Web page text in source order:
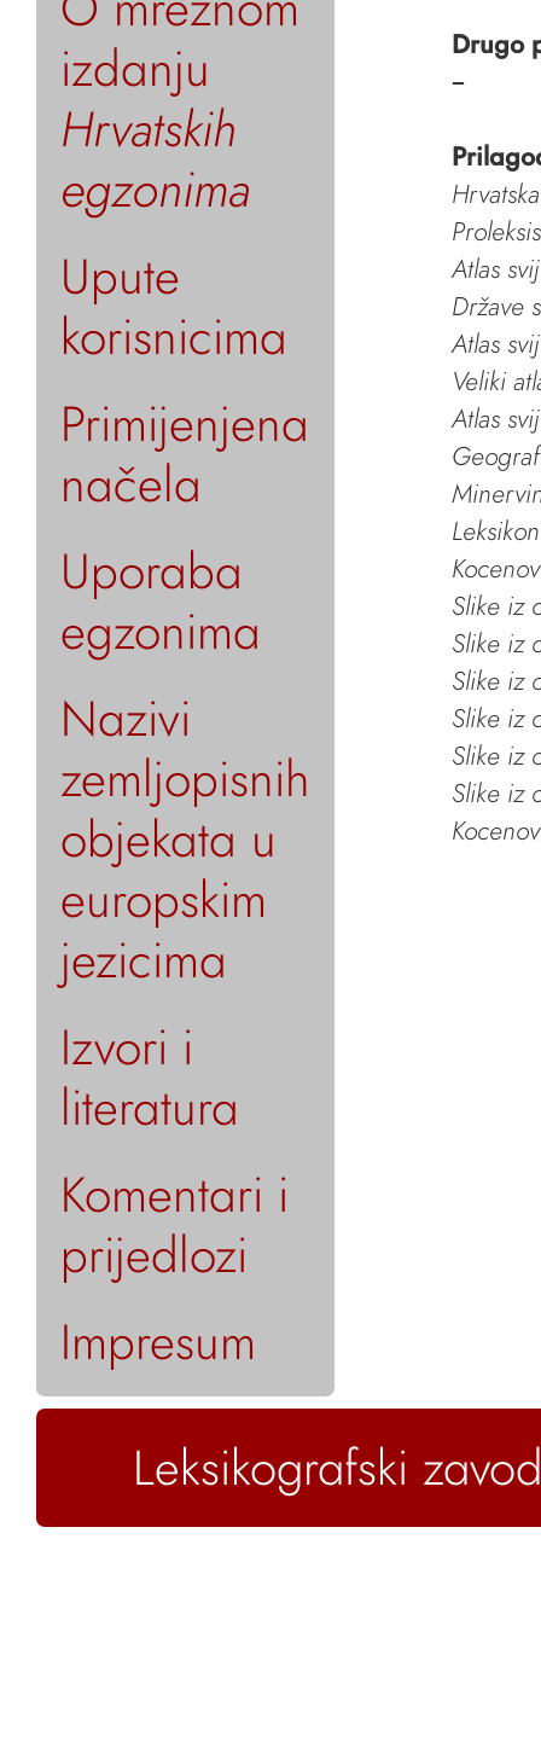
izdanju
Hrvatskih
egzonima
Upute
korisnicima
Primijenjena
načela
Uporaba
egzonima
Nazivi
zemljopisnih
objekata u
europskim
jezicima
Izvori i
literatura
Komentari i
prijedlozi
Impresum
Drugo
–
Atlas
Države
Atlas
Veliki
Atlas
Slike iz
Slike iz
Slike iz
Slike iz
Slike iz
Slike iz
Leksikografski